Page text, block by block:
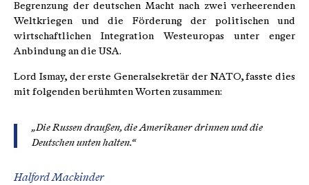
Begrenzung der deutschen Macht nach zwei verheerenden
Weltkriegen und die Förderung der politischen und
wirtschaftlichen Integration Westeuropas unter enger
Anbindung an die USA.
Lord Ismay, der erste Generalsekretär der NATO, fasste dies
mit folgenden berühmten Worten zusammen:
„Die Russen draußen, die Amerikaner drinnen und die
Deutschen unten halten.“
Halford Mackinder